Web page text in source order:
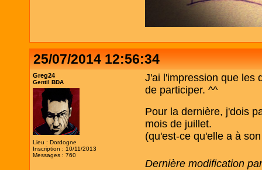
25/07/2014 12:56:34
Greg24
Gentil BDA
Lieu : Dordogne
Inscription : 10/11/2013
Messages : 760
J'ai l'impression que les
de participer. ^^
Pour la dernière, j'dois
mois de juillet.
(qu'est-ce qu'elle a à
Dernière modification